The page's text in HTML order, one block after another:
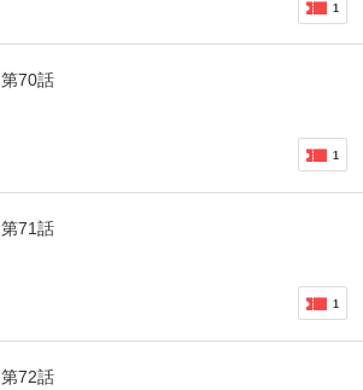
1
第70話
1
第71話
1
第72話